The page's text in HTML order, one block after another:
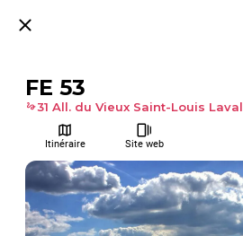
FE 53
31 All. du Vieux Saint-Louis Laval
Itinéraire Site web